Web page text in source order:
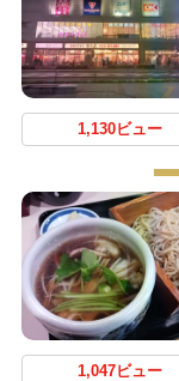
1,130ビュー
1,047ビュー